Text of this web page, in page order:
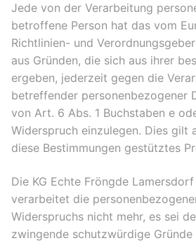
Jede von der Verarbeitung
betroffene Person hat das vom
Richtlinien- und
aus Gründen, die sich aus ihrer
ergeben, jederzeit gegen die
betreffender personenbezogener
von Art. 6 Abs. 1 Buchstaben e
Widerspruch einzulegen. Dies gilt
diese Bestimmungen gestütztes
Die KG Echte Fröngde Lamersdorf
verarbeitet die
Widerspruchs nicht mehr, es sei
zwingende schutzwürdige